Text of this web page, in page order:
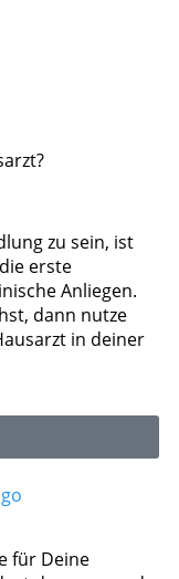
zu sein, ist
erste
Anliegen.
dann nutze
in deiner
für Deine